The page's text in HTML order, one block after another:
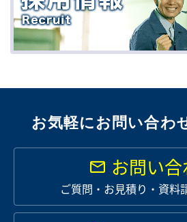
お気軽にお問い合わ
お問い合
ご質問・お見積り・資料